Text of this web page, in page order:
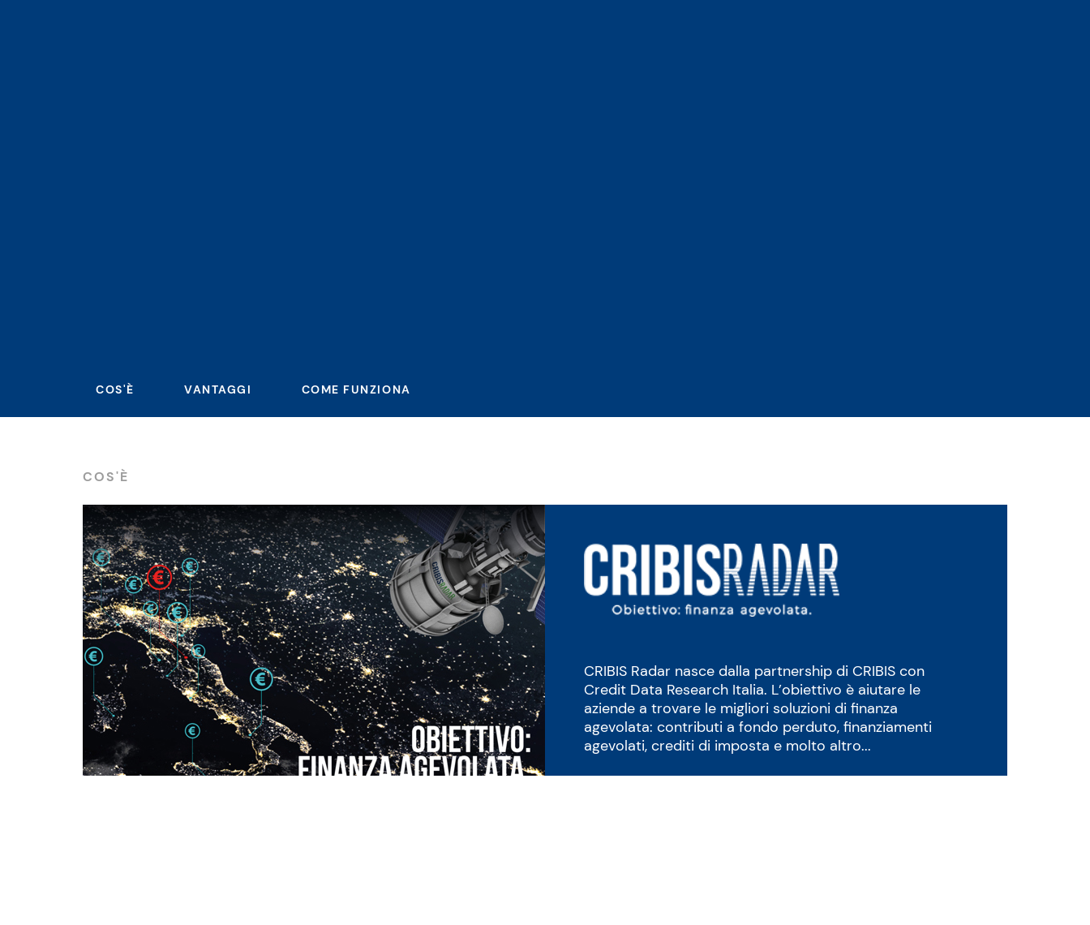
COS'È VANTAGGI COME FUNZIONA
COS'È
CRIBIS Radar nasce dalla partnership di CRIBIS con
Credit Data Research Italia. L’obiettivo è aiutare le
aziende a trovare le migliori soluzioni di finanza
agevolata: contributi a fondo perduto, finanziamenti
agevolati, crediti di imposta e molto altro...